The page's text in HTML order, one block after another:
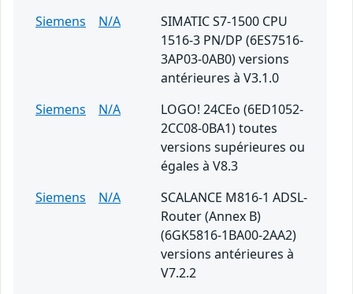
Siemens
N/A
SIMATIC S7-1500 CPU
1516-3 PN/DP (6ES7516-
3AP03-0AB0) versions
antérieures à V3.1.0
Siemens
N/A
LOGO! 24CEo (6ED1052-
2CC08-0BA1) toutes
versions supérieures ou
égales à V8.3
Siemens
N/A
SCALANCE M816-1 ADSL-
Router (Annex B)
(6GK5816-1BA00-2AA2)
versions antérieures à
V7.2.2